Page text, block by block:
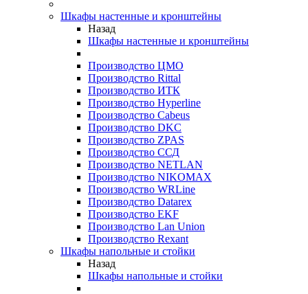
Шкафы настенные и кронштейны
Назад
Шкафы настенные и кронштейны
Производство ЦМО
Производство Rittal
Производство ИТК
Производство Hyperline
Производство Cabeus
Производство DKC
Производство ZPAS
Производство ССД
Производство NETLAN
Производство NIKOMAX
Производство WRLine
Производство Datarex
Производство EKF
Производство Lan Union
Производство Rexant
Шкафы напольные и стойки
Назад
Шкафы напольные и стойки